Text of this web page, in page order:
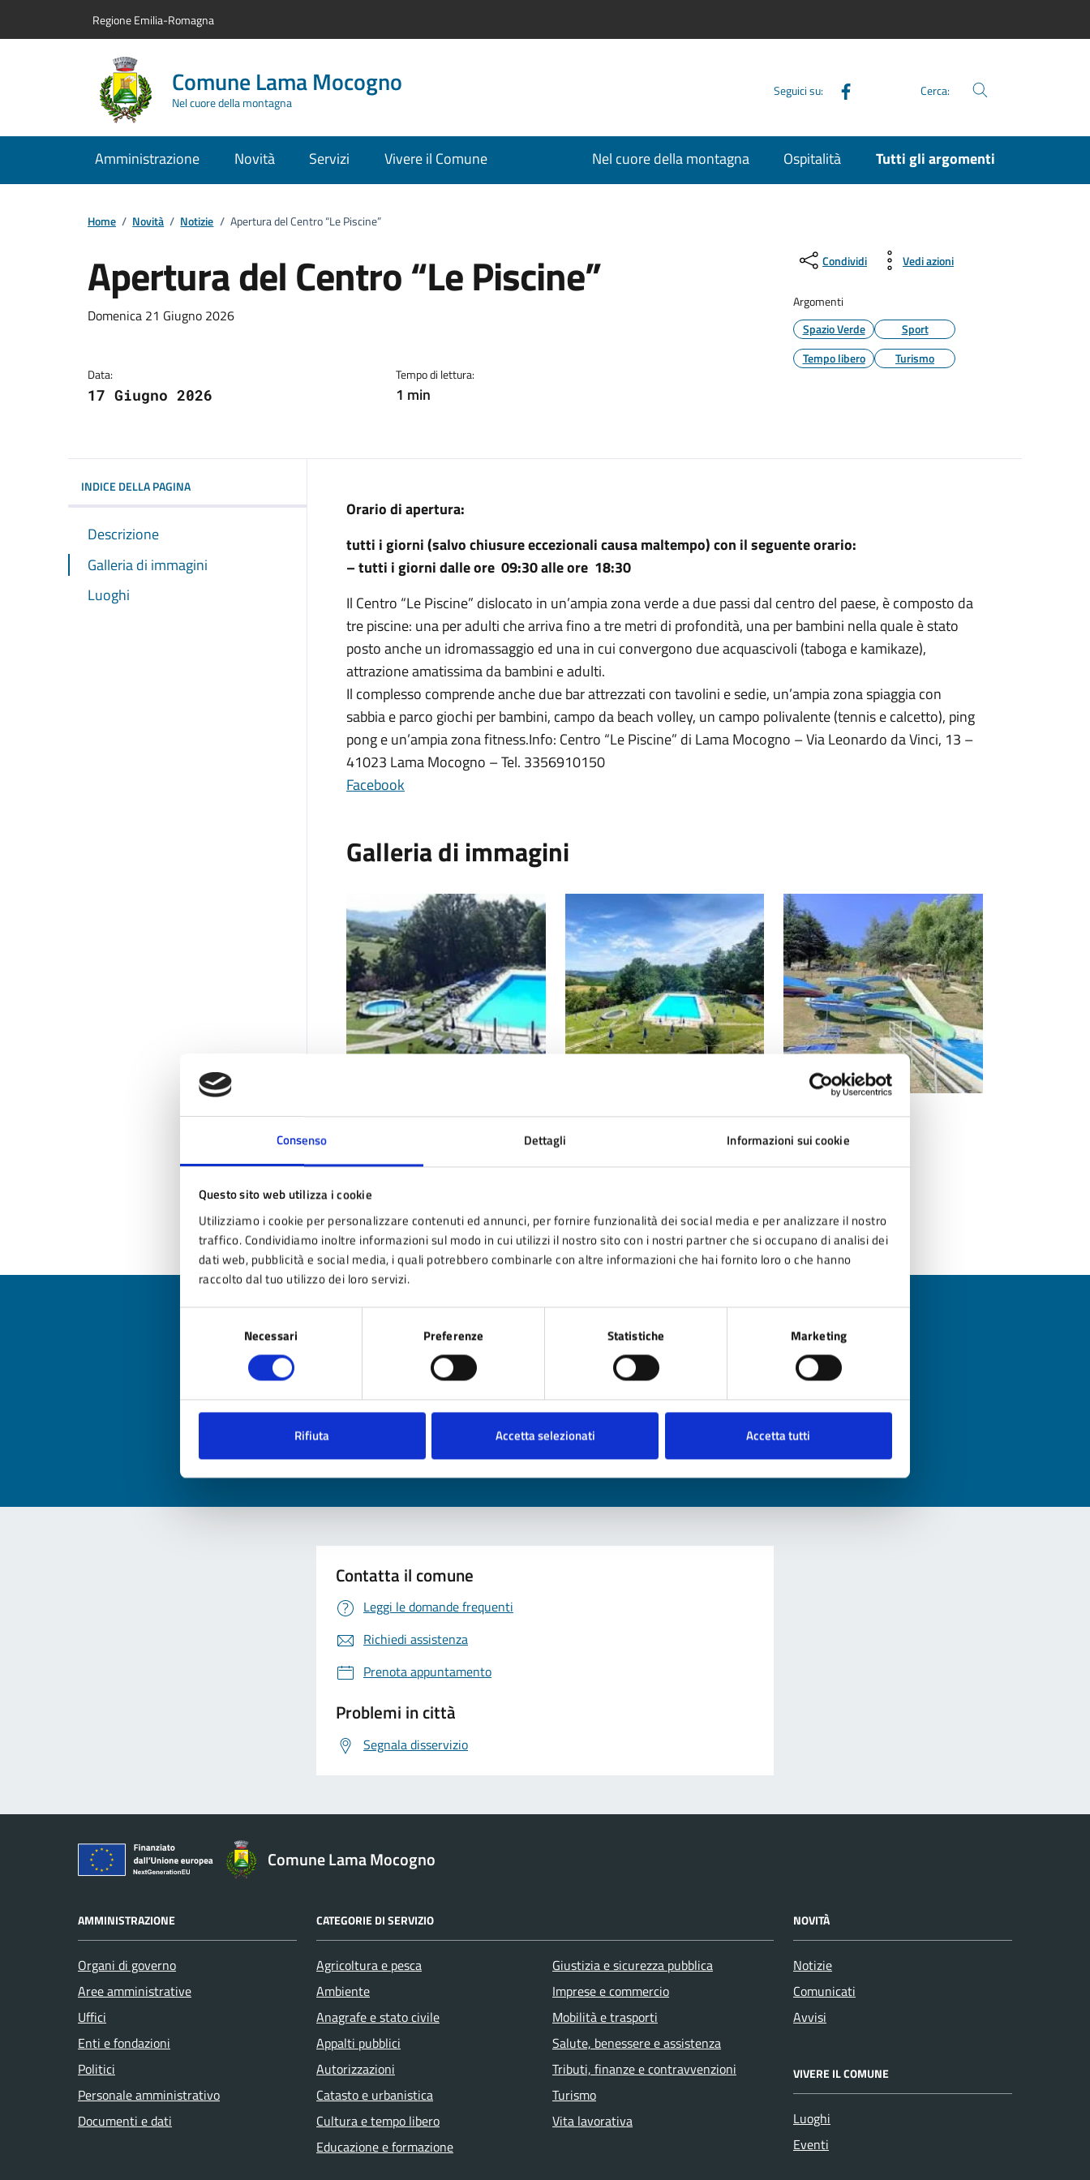
Consenso Dettagli Informazioni sui cookie
Questo sito web utilizza i cookie
Utilizziamo i cookie per personalizzare contenuti ed annunci, per fornire funzionalità dei social media e per analizzare il nostro
traffico. Condividiamo inoltre informazioni sul modo in cui utilizzi il nostro sito con i nostri partner che si occupano di analisi dei
dati web, pubblicità e social media, i quali potrebbero combinarle con altre informazioni che hai fornito loro o che hanno
raccolto dal tuo utilizzo dei loro servizi.
Necessari Preferenze Statistiche Marketing
Rifiuta Accetta selezionati Accetta tutti
Regione Emilia-Romagna
Comune Lama Mocogno
Nel cuore della montagna
Seguici su: Cerca:
Amministrazione Novità Servizi Vivere il Comune Nel cuore della montagna Ospitalità Tutti gli argomenti
Home / Novità / Notizie / Apertura del Centro “Le Piscine”
Apertura del Centro “Le Piscine”
Dettagli della notizia:
Domenica 21 Giugno 2026
Data:
17 Giugno 2026
Tempo di lettura:
1 min
Condividi Vedi azioni
Argomenti
Spazio Verde
Sport
Tempo libero
Turismo
INDICE DELLA PAGINA
Descrizione
Galleria di immagini
Luoghi
Orario di apertura:
tutti i giorni (salvo chiusure eccezionali causa maltempo) con il seguente orario:
– tutti i giorni dalleore 09:30 alle ore 18:30
Il Centro “Le Piscine” dislocato in un’ampia zona verde a due passi dal centro del paese, è composto da
tre piscine: una per adulti che arriva fino a tre metri di profondità, una per bambini nella quale è stato
posto anche un idromassaggio ed una in cui convergono due acquascivoli (taboga e kamikaze),
attrazione amatissima da bambini e adulti.
Il complesso comprende anche due bar attrezzati con tavolini e sedie, un’ampia zona spiaggia con
sabbia e parco giochi per bambini, campo da beach volley, un campo polivalente (tennis e calcetto), ping
pong e un’ampia zona fitness.Info: Centro “Le Piscine” di Lama Mocogno – Via Leonardo da Vinci, 13 –
41023 Lama Mocogno – Tel. 3356910150
Facebook
Galleria di immagini
Luoghi
Centro "Le piscine"
Quanto sono chiare le informazioni su questa pagina?
Valuta da 1 a 5 stelle la pagina
Valuta 5 stelle su 5
Valuta 4 stelle su 5
Contatta il comune
Leggi le domande frequenti
Richiedi assistenza
Prenota appuntamento
Problemi in città
Segnala disservizio
Comune Lama Mocogno
AMMINISTRAZIONE
Organi di governo
Aree amministrative
Uffici
Enti e fondazioni
Politici
Personale amministrativo
Documenti e dati
CATEGORIE DI SERVIZIO
Agricoltura e pesca
Ambiente
Anagrafe e stato civile
Appalti pubblici
Autorizzazioni
Catasto e urbanistica
Cultura e tempo libero
Educazione e formazione
Giustizia e sicurezza pubblica
Imprese e commercio
Mobilità e trasporti
Salute, benessere e assistenza
Tributi, finanze e contravvenzioni
Turismo
Vita lavorativa
NOVITÀ
Notizie
Comunicati
Avvisi
VIVERE IL COMUNE
Luoghi
Eventi